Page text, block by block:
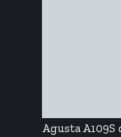
Agusta